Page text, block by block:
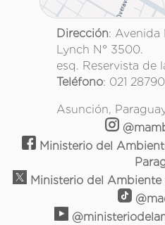
Dirección: Avenida
Lynch N° 3500.
esq. Reservista de
Teléfono: 021
Asunción,
Ministerio del
Ministerio del